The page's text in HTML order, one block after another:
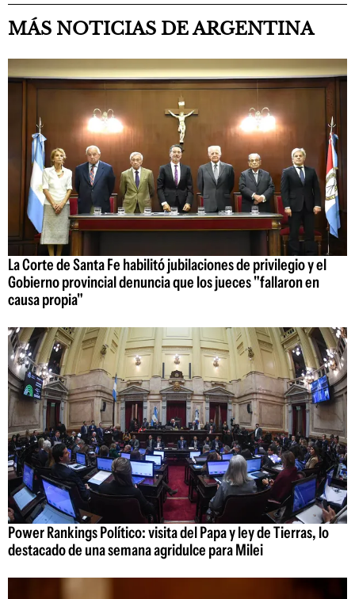
MÁS NOTICIAS DE ARGENTINA
La Corte de Santa Fe habilitó jubilaciones de privilegio y el
Gobierno provincial denuncia que los jueces "fallaron en
causa propia"
Power Rankings Político: visita del Papa y ley de Tierras, lo
destacado de una semana agridulce para Milei